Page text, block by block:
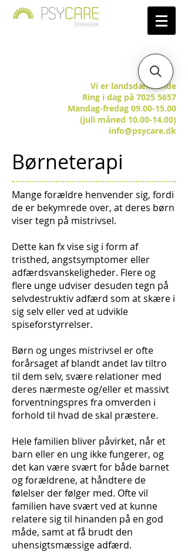
Vi er landsdækkende
Ring i dag på 7025 5657
Mandag-fredag 09.00-15.00
(juli måned 10.00-14.00)
info@psycare.dk
Børneterapi
Mange forældre henvender sig, fordi
de er bekymrede over, at deres børn
viser tegn på mistrivsel.
Dette kan fx vise sig i form af
tristhed, angstsymptomer eller
adfærdsvanskeligheder. Flere og
flere unge udviser desuden tegn på
selvdestruktiv adfærd som at skære i
sig selv eller ved at udvikle
spiseforstyrrelser.
Børn og unges mistrivsel er ofte
forårsaget af blandt andet lav tiltro
til dem selv, svære relationer med
deres nærmeste og/eller et massivt
forventningspres fra omverden i
forhold til hvad de skal præstere.
Hele familien bliver påvirket, når et
barn eller en ung ikke fungerer, og
det kan være svært for både barnet
og forældrene, at håndtere de
følelser der følger med. Ofte vil
familien have svært ved at kunne
relatere sig til hinanden på en god
måde, samt at få brudt den
uhensigtsmæssige adfærd.